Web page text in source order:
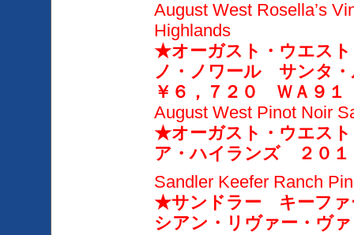
August West Rosella’s
Highlands
★オーガスト・ウエス
ノ・ノワール サンタ
￥６，７２０ ＷＡ９
August West Pinot Noir
★オーガスト・ウエス
ア・ハイランズ ２０
Sandler Keefer Ranch
★サンドラー キーフ
シアン・リヴァー・ヴ